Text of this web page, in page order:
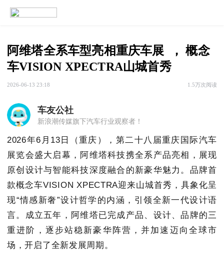
阿维塔全系车型亮相重庆车展  ， 概念
车VISION XPECTRA山城首秀
2026-06-13 23:18 1.5万次阅读
车友公社
新浪潮传媒旗下汽车行业观察者！
2026年6月13日（重庆），第二十八届重庆国际汽车
展览会盛大启幕，阿维塔科技携全系产品亮相，展现
原创设计与智能科技深度融合的新豪华魅力。品牌首
款概念车VISION XPECTRA迎来山城首秀，具象化呈
现“情感新奢”设计哲学的内涵，引领全新一代设计语
言。成立五年，阿维塔已完成产品、设计、品牌的三
重进阶，逐步站稳新豪华阵营，并加速迈向全球市
场，开启了全新发展周期。